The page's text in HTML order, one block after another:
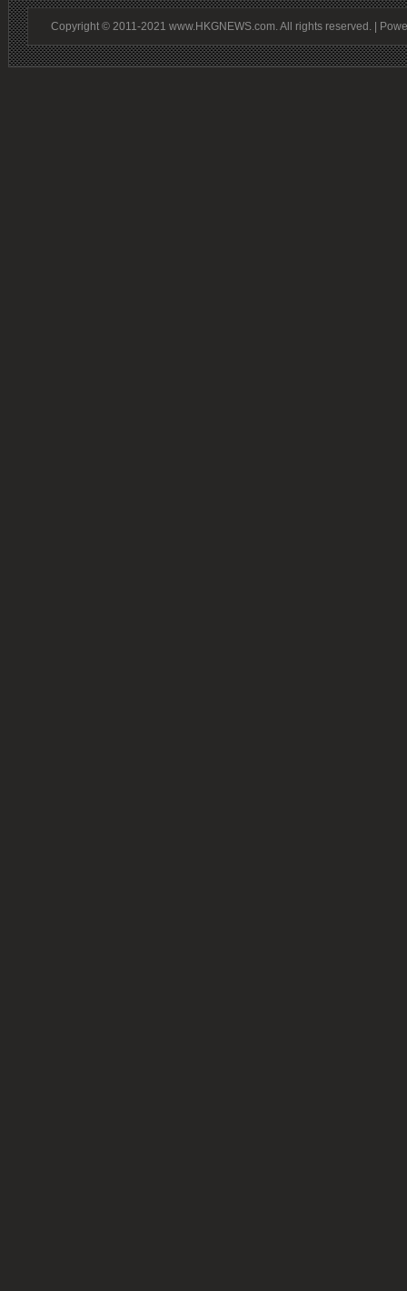
Copyright © 2011-2021 www.HKGNEWS.com. All rights reserved. |